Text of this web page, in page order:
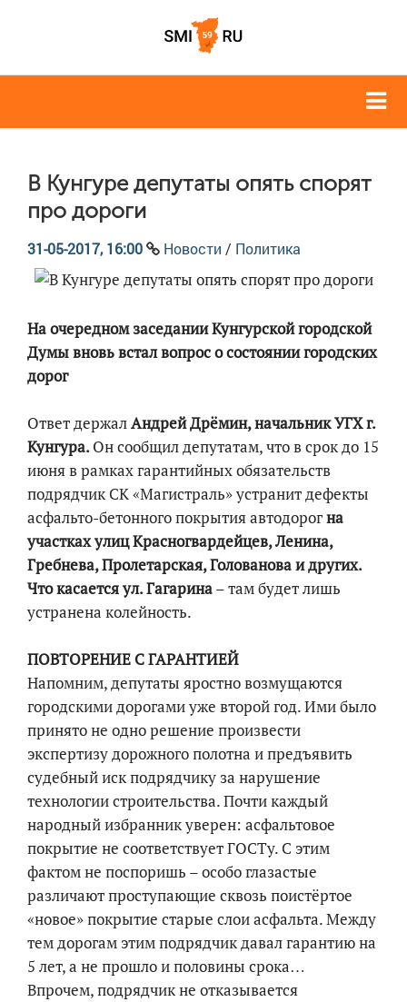
В Кунгуре депутаты опять спорят
про дороги
31-05-2017, 16:00 Новости / Политика
На очередном заседании Кунгурской городской
Думы вновь встал вопрос о состоянии городских
дорог
Ответ держалАндрей Дрёмин, начальник УГХ г.
Кунгура.Он сообщил депутатам, что в срок до 15
июня в рамках гарантийных обязательств
подрядчик СК «Магистраль» устранит дефекты
асфальто-бетонного покрытия автодорогна
участках улиц Красногвардейцев, Ленина,
Гребнева, Пролетарская, Голованова и других.
Что касается ул. Гагарина– там будет лишь
устранена колейность.
ПОВТОРЕНИЕ С ГАРАНТИЕЙ
Напомним, депутаты яростно возмущаются
городскими дорогами уже второй год. Ими было
принято не одно решение произвести
экспертизу дорожного полотна и предъявить
судебный иск подрядчику за нарушение
технологии строительства. Почти каждый
народный избранник уверен: асфальтовое
покрытие не соответствует ГОСТу. С этим
фактом не поспоришь – особо глазастые
различают проступающие сквозь поистёртое
«новое» покрытие старые слои асфальта. Между
тем дорогам этим подрядчик давал гарантию на
5 лет, а не прошло и половины срока…
Впрочем, подрядчик не отказывается